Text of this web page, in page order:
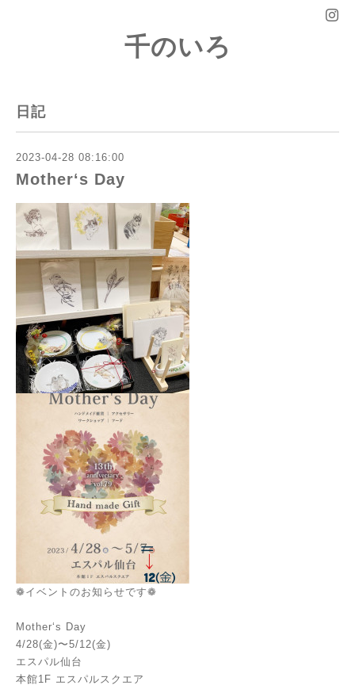
千のいろ
日記
2023-04-28 08:16:00
Mother‘s Day
❁イベントのお知らせです❁
Mother‘s Day
4/28(金)〜5/12(金)
エスパル仙台
本館1F エスパルスクエア